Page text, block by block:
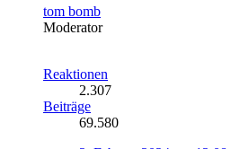
tom bomb
Moderator
Reaktionen
2.307
Beiträge
69.580